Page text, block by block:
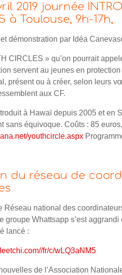
2019 journée
à Toulouse, 9h-17h,
et démonstration par Idéa
CIRCLES » qu’on pourrait
servent au jeunes en
présent ou à créer, selon leurs
aux CF.
à Hawaï depuis 2005 et en
sans équivoque. Coûts : 85
youthcircle.aspx
du réseau de
Réseau national des
groupe Whattsapp s’est
lancé :
fr/c/wLQ3aNM5
de l’Association